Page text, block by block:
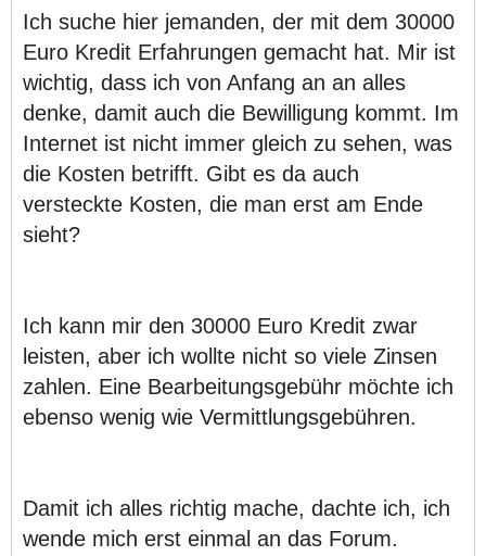
Ich suche hier jemanden, der mit dem 30000
Euro Kredit Erfahrungen gemacht hat. Mir ist
wichtig, dass ich von Anfang an an alles
denke, damit auch die Bewilligung kommt. Im
Internet ist nicht immer gleich zu sehen, was
die Kosten betrifft. Gibt es da auch
versteckte Kosten, die man erst am Ende
sieht?
Ich kann mir den 30000 Euro Kredit zwar
leisten, aber ich wollte nicht so viele Zinsen
zahlen. Eine Bearbeitungsgebühr möchte ich
ebenso wenig wie Vermittlungsgebühren.
Damit ich alles richtig mache, dachte ich, ich
wende mich erst einmal an das Forum.